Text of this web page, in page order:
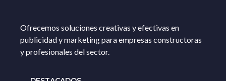
Ofrecemos soluciones creativas y efectivas en
publicidad y marketing para empresas constructoras
y profesionales del sector.